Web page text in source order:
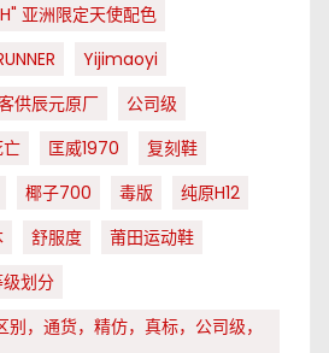
亚洲限定天使配色
Yijimaoyi
供辰元原厂
公司级
匡威1970
复刻鞋
椰子700 毒版
纯原H12
舒服度
莆田运动鞋
划分
，通货，精仿，真标，公司级，